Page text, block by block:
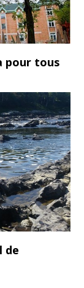
pour tous
de